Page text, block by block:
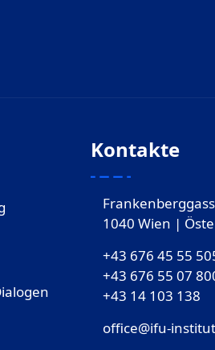
Kontakte
1040 Wien |
+43 676 45 55
+43 676 55 07
‎+43 14 103 138
office@ifu-